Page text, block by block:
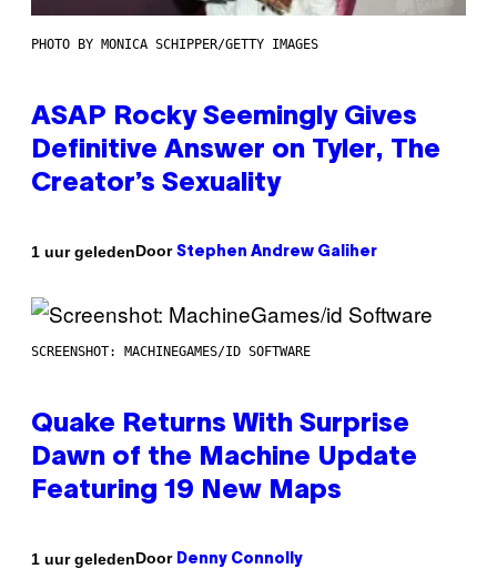
PHOTO BY MONICA SCHIPPER/GETTY IMAGES
ASAP Rocky Seemingly Gives
Definitive Answer on Tyler, The
Creator’s Sexuality
1 uur geledenDoor Stephen Andrew Galiher
SCREENSHOT: MACHINEGAMES/ID SOFTWARE
Quake Returns With Surprise
Dawn of the Machine Update
Featuring 19 New Maps
1 uur geledenDoor Denny Connolly